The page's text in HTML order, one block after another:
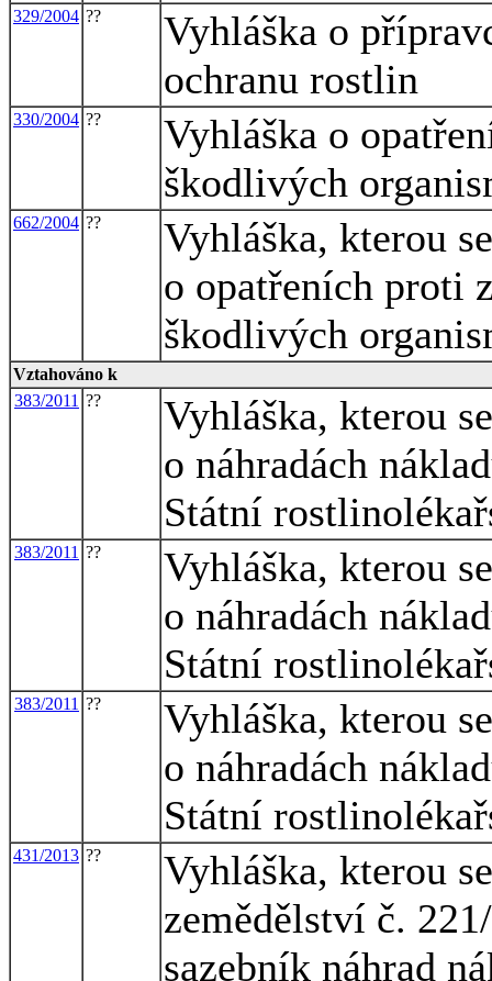
329/2004 ??
Vyhláška o
ochranu rostlin
330/2004 ??
Vyhláška o
škodlivých
662/2004 ??
Vyhláška, kterou
o opatřeních proti
škodlivých
Vztahováno k
383/2011 ??
Vyhláška, kterou
o náhradách
Státní
383/2011 ??
Vyhláška, kterou
o náhradách
Státní
383/2011 ??
Vyhláška, kterou
o náhradách
Státní
431/2013 ??
Vyhláška, kterou
zemědělství č.
sazebník náhrad